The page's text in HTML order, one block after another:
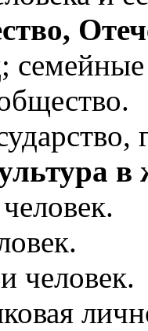
в
человек.